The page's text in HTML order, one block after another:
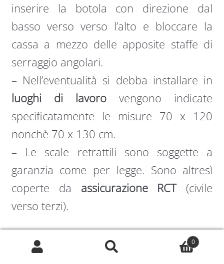
inserire la botola con direzione dal
basso verso verso l’alto e bloccare la
cassa a mezzo delle apposite staffe di
serraggio angolari.
– Nell’eventualità si debba installare in
luoghi di lavoro vengono indicate
specificatamente le misure 70 x 120
nonchè 70 x 130 cm.
– Le scale retrattili sono soggette a
garanzia come per legge. Sono altresì
coperte da assicurazione RCT(civile
verso terzi).
I solai in cemento non presentano
problemi. In caso di pavimento in legno,
0